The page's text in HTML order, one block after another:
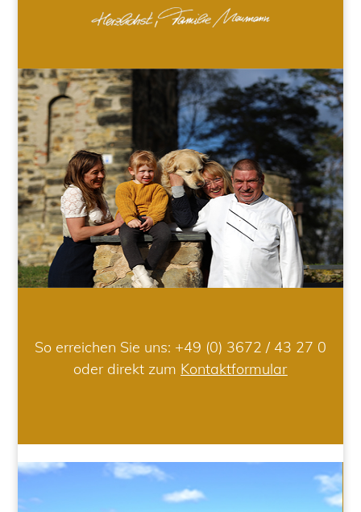
So erreichen Sie uns: +49 (0) 3672 / 43 27 0
oder direkt zum Kontaktformular